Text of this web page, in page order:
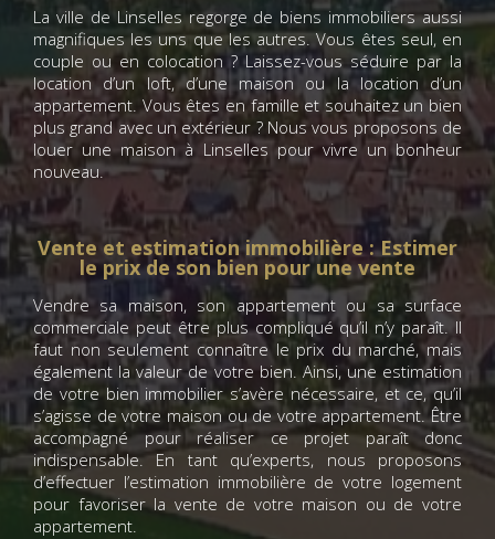
La ville de Linselles regorge de biens immobiliers aussi
magnifiques les uns que les autres. Vous êtes seul, en
couple ou en colocation ? Laissez-vous séduire par la
location d’un loft, d’une maison ou la location d’un
appartement. Vous êtes en famille et souhaitez un bien
plus grand avec un extérieur ? Nous vous proposons de
louer une maison à Linselles pour vivre un bonheur
nouveau.
Vente et estimation immobilière : Estimer
le prix de son bien pour une vente
Vendre sa maison, son appartement ou sa surface
commerciale peut être plus compliqué qu’il n’y paraît. Il
faut non seulement connaître le prix du marché, mais
également la valeur de votre bien. Ainsi, une estimation
de votre bien immobilier s’avère nécessaire, et ce, qu’il
s’agisse de votre maison ou de votre appartement. Être
accompagné pour réaliser ce projet paraît donc
indispensable. En tant qu’experts, nous proposons
d’effectuer l’estimation immobilière de votre logement
pour favoriser la vente de votre maison ou de votre
appartement.